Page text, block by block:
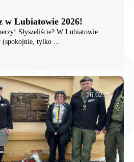
w Lubiatowie 2026!
​Słyszeliście? W Lubiatowie
tylko ...
16.02.26